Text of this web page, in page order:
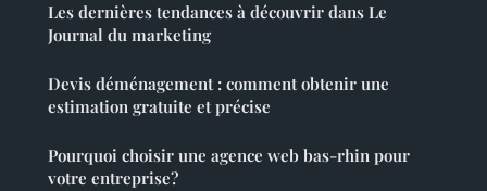
Les dernières tendances à découvrir dans Le
Journal du marketing
Devis déménagement : comment obtenir une
estimation gratuite et précise
Pourquoi choisir une agence web bas-rhin pour
votre entreprise?